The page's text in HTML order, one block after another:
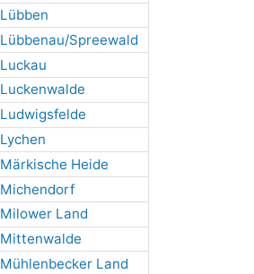
Lübben
Lübbenau/Spreewald
Luckau
Luckenwalde
Ludwigsfelde
Lychen
Märkische Heide
Michendorf
Milower Land
Mittenwalde
Mühlenbecker Land